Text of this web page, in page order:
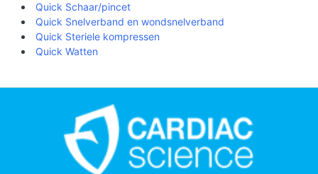
Quick Schaar/pincet
Quick Snelverband en wondsnelverband
Quick Steriele kompressen
Quick Watten